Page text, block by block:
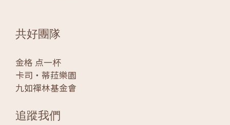
共好團隊
金格 点一杯
卡司‧蒂菈樂園
九如禪林基金會
追蹤我們